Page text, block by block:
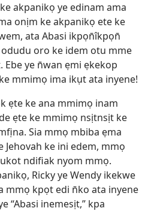
akpanikọ ye edinam ama
onịm ke akpanikọ ete ke
ata Abasi ikpọn̄îkpọn̄
oro ke idem otu mme
ye n̄wan ẹmi ẹkekop
mmimọ ima ikụt ata inyene!
ẹte ke ana mmimọ inam
ẹte ke mmimọ nsịtnsịt ke
Sia mmọ mbiba ẹma
Jehovah ke ini edem, mmọ
ndifiak nyom mmọ.
Ricky ye Wendy ikekwe
mmọ kpọt edi n̄ko ata inyene
“Abasi inemesịt,” kpa